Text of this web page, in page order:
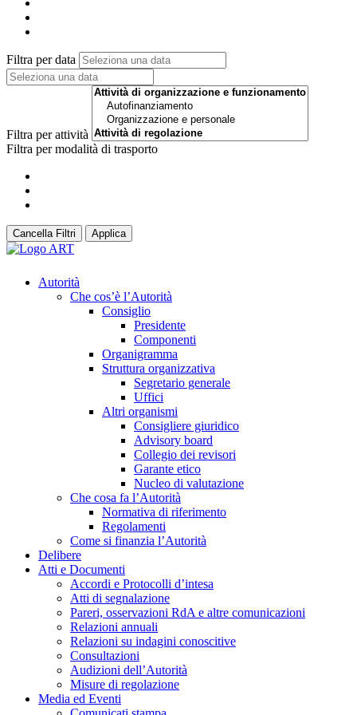
Filtra per data
Filtra per attività
Filtra per modalità di trasporto
Cancella Filtri Applica
Autorità
Che cos’è l’Autorità
Consiglio
Presidente
Componenti
Organigramma
Struttura organizzativa
Segretario generale
Uffici
Altri organismi
Consigliere giuridico
Advisory board
Collegio dei revisori
Garante etico
Nucleo di valutazione
Che cosa fa l’Autorità
Normativa di riferimento
Regolamenti
Come si finanzia l’Autorità
Delibere
Atti e Documenti
Accordi e Protocolli d’intesa
Atti di segnalazione
Pareri, osservazioni RdA e altre comunicazioni
Relazioni annuali
Relazioni su indagini conoscitive
Consultazioni
Audizioni dell’Autorità
Misure di regolazione
Media ed Eventi